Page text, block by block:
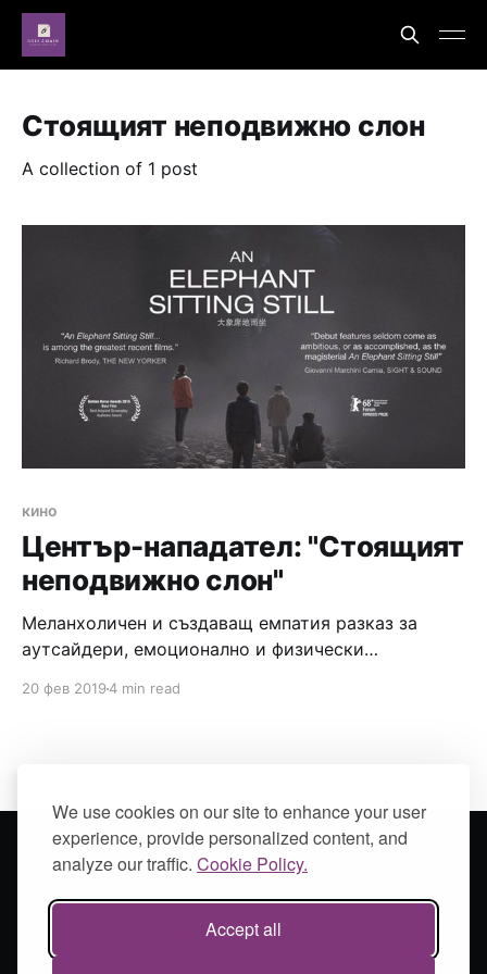
We use cookies on our site to enhance your user
experience, provide personalized content, and
analyze our traffic. Cookie Policy.
Accept all
Стоящият неподвижно слон
A collection of 1 post
кино
Център-нападател: "Стоящият
неподвижно слон"
Меланхоличен и създаващ емпатия разказ за
аутсайдери, емоционално и физически
20 фев 20194 min read
SOULAMAIN© 2026
Powered by Ghost